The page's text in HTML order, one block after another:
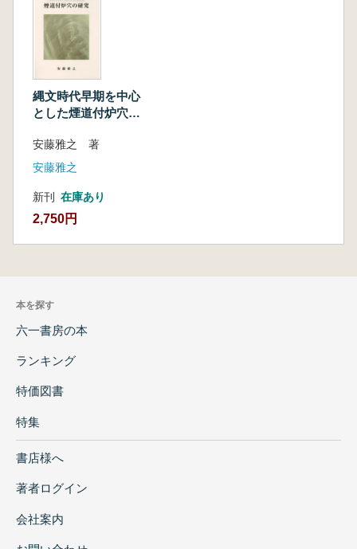
縄文時代早期を中心
とした煙道付炉穴の
安藤雅之 著
安藤雅之
新刊 在庫あり
2,750円
本を探す
六一書房の本
ランキング
特価図書
特集
書店様へ
著者ログイン
会社案内